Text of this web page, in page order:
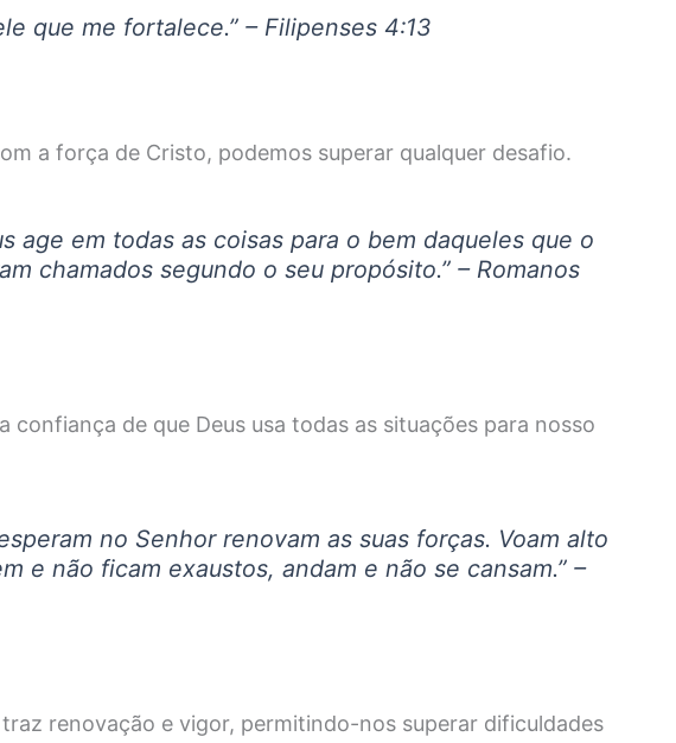
que me fortalece.” – Filipenses 4:13
a força de Cristo, podemos superar qualquer desafio.
age em todas as coisas para o bem daqueles que o
chamados segundo o seu propósito.” – Romanos
confiança de que Deus usa todas as situações para nosso
no Senhor renovam as suas forças. Voam alto
e não ficam exaustos, andam e não se cansam.” –
renovação e vigor, permitindo-nos superar dificuldades